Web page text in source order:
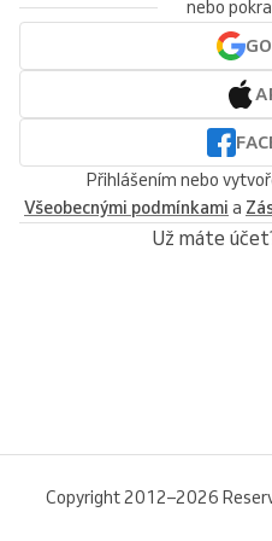
nebo
Přihlášením nebo
Všeobecnými podmínkami a
Už máte
Copyright 2012–2026